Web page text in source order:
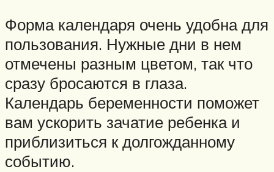
Форма календаря очень удобна для
пользования. Нужные дни в нем
отмечены разным цветом, так что
сразу бросаются в глаза.
Календарь беременности поможет
вам ускорить зачатие ребенка и
приблизиться к долгожданному
событию.